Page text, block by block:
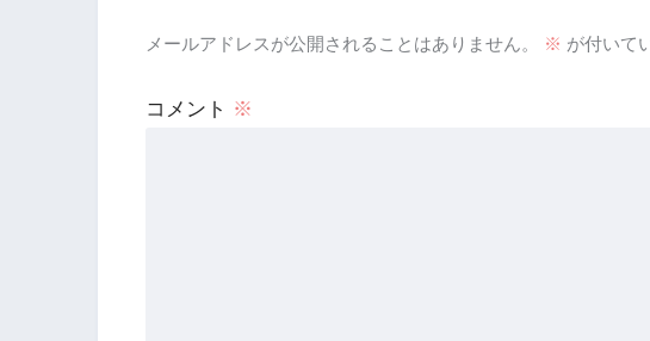
メールアドレスが公開されることはありません。 ※ が付いて
コメント ※